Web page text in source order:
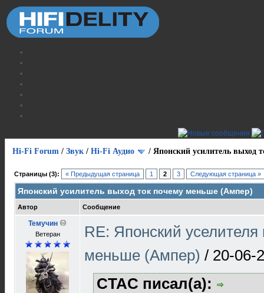
Hi-Fi Forum / Звук / Hi-Fi Аудио / Японский усилитель выход
Страницы (3): « Предыдущая страница 1 2 3 Следующая страница »
Японский усилитель выход ток почему меньше (Ампер)
Автор Сообщение
Темучин
Ветеран
RE: Японский
меньше (Ампер) / 20-06-
CTAC писал(а):